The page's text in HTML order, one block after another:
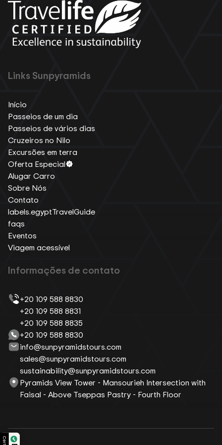
Links Sunpyramids
Início
Passeios de um dia
Passeios de vários dias
Cruzeiros no Nilo
Excursões em terra
Oferta Especial
Alugar Carro
Sobre Nós
Contato
labels.egyptTravelGuide
faqs
Eventos
Viagem acessível
Informações de contato
+20 109 588 8830
+20 109 588 8831
+20 109 588 8835
+20 109 588 8830
info@sunpyramidstours.com
sales@sunpyramidstours.com
sustainability@sunpyramidstours.com
Pyramids View Tower - Mansourieh Intersection with
Faisal - Above Tseppas Pastry - Fourth Floor